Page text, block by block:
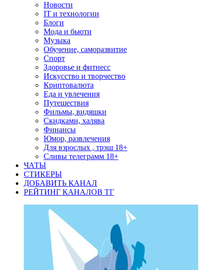
Новости
IT и технологии
Блоги
Мода и бьюти
Музыка
Обучение, саморазвитие
Спорт
Здоровье и фитнесс
Искусство и творчество
Криптовалюта
Еда и увлечения
Путешествия
Фильмы, видяшки
Скидками, халява
Финансы
Юмор, развлечения
Для взрослых , трэш 18+
Сливы телеграмм 18+
ЧАТЫ
СТИКЕРЫ
ДОБАВИТЬ КАНАЛ
РЕЙТИНГ КАНАЛОВ ТГ